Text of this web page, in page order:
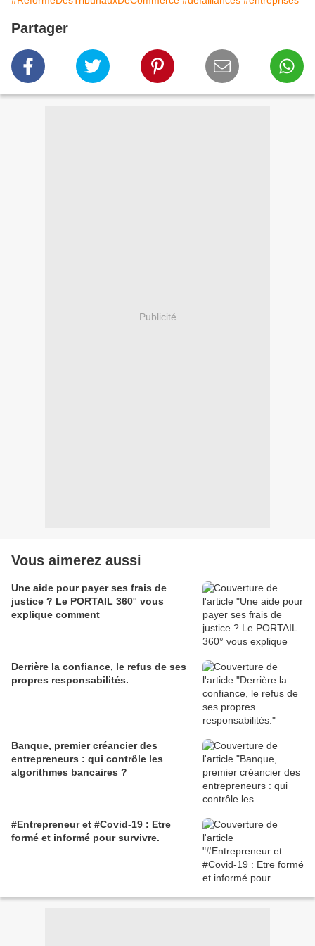
Partager
Publicité
Vous aimerez aussi
Une aide pour payer ses frais de
justice ? Le PORTAIL 360° vous
explique comment
Derrière la confiance, le refus de ses
propres responsabilités.
Banque, premier créancier des
entrepreneurs : qui contrôle les
algorithmes bancaires ?
#Entrepreneur et #Covid-19 : Etre
formé et informé pour survivre.